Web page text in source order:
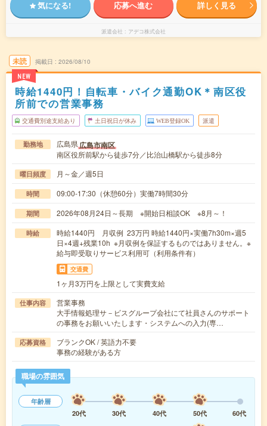
気になる! 応募へ進む 詳しく見る
派遣会社 アデコ株式会社
未読
NEW
掲載日 2026/08/10
時給1440円！自転車・バイク通勤OK＊南区役
所前での営業事務
交通費別途支給あり 土日祝日が休み WEB登録OK 派遣
勤務地 広島県広島市南区
南区役所前駅から徒歩7分／比治山橋駅から徒歩8分
曜日頻度 月～金／週5日
時間 09:00-17:30（休憩60分）実働7時間30分
期間 2026年08月24日～長期 ※開始日相談OK ※8月～！
時給
時給1440円 月収例 23万円 時給1440円×実働7h30m×週5
日×4週+残業10h ※月収例を保証するものではありません。※
給与即受取りサービス利用可（利用条件有）
交通費
1ヶ月3万円を上限として実費支給
仕事内容
営業事務
大手情報処理サ－ビスグループ会社にて社員さんのサポート
の事務をお願いいたします・システムへの入力(専…
応募資格
ブランクOK / 英語力不要
事務の経験がある方
職場の雰囲気
年齢層
20代
30代 40代 50代
60代